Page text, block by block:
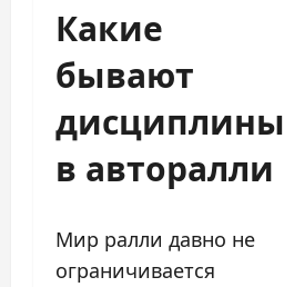
Какие
бывают
дисциплины
в авторалли
Мир ралли давно не
ограничивается